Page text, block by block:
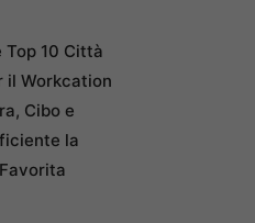
Top 10 Città
il Workcation
Cibo e
la